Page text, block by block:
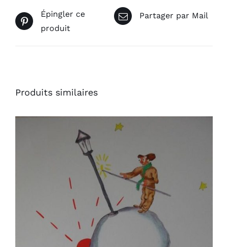
Épingler ce
produit
Partager par Mail
Produits similaires
AJOUTER AU PANIER